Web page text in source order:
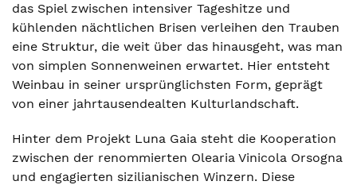
das Spiel zwischen intensiver Tageshitze und
kühlenden nächtlichen Brisen verleihen den Trauben
eine Struktur, die weit über das hinausgeht, was man
von simplen Sonnenweinen erwartet. Hier entsteht
Weinbau in seiner ursprünglichsten Form, geprägt
von einer jahrtausendealten Kulturlandschaft.
Hinter dem Projekt Luna Gaia steht die Kooperation
zwischen der renommierten Olearia Vinicola Orsogna
und engagierten sizilianischen Winzern. Diese